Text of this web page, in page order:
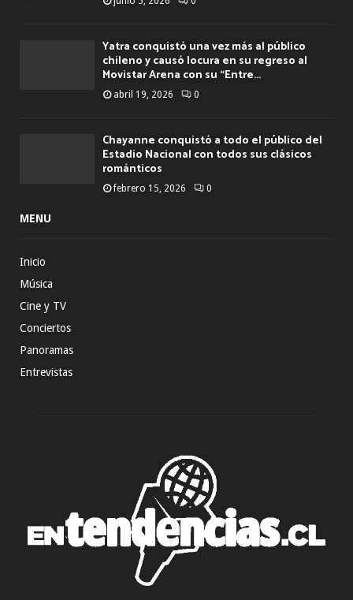
Yatra conquistó una vez más al público
chileno y causó locura en su regreso al
Movistar Arena con su “Entre...
abril 19, 2026 0
Chayanne conquistó a todo el público del
Estadio Nacional con todos sus clásicos
románticos
febrero 15, 2026 0
MENU
Inicio
Música
Cine y TV
Conciertos
Panoramas
Entrevistas